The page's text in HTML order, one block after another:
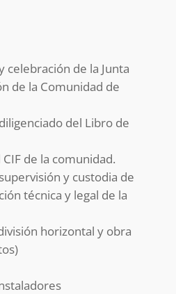
celebración de la Junta
de la Comunidad de
del Libro de
de la comunidad.
y custodia de
técnica y legal de la
horizontal y obra